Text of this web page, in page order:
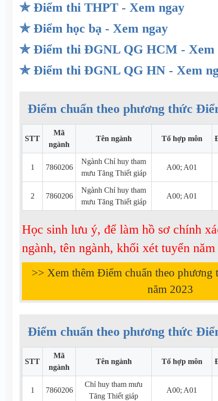
✯ Điểm thi THPT - Xem ngay
✯ Điểm học bạ - Xem ngay
✯ Điểm thi ĐGNL QG HCM - Xem
✯ Điểm thi ĐGNL QG HN - Xem
Điểm chuẩn theo phương thức
STT
Mã
ngành
Tên ngành Tổ hợp môn
1 7860206
Ngành Chỉ huy tham
mưu Tăng Thiết giáp
A00; A01
2 7860206
Ngành Chỉ huy tham
mưu Tăng Thiết giáp
A00; A01
Học sinh lưu ý, để làm hồ sơ chính
ngành, tên ngành, khối xét tuyển
>> Xem thêm Điểm chuẩn theo
năm 2023
Điểm chuẩn theo phương thức
STT
Mã
ngành
Tên ngành Tổ hợp môn
1 7860206
Chỉ huy tham mưu
Tăng Thiết giáp
A00; A01